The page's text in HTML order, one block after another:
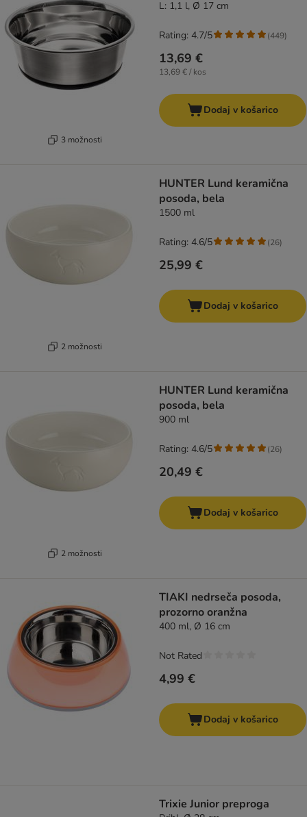
3 možnosti
L: 1,1 l, Ø 17 cm
13,69 €
13,69 € / kos
Rating: 4.7/5 (449)
Dodaj v košarico
2 možnosti
HUNTER Lund keramična
posoda, bela
1500 ml
25,99 €
Rating: 4.6/5 (26)
Dodaj v košarico
2 možnosti
HUNTER Lund keramična
posoda, bela
900 ml
20,49 €
Rating: 4.6/5 (26)
Dodaj v košarico
TIAKI nedrseča posoda,
prozorno oranžna
400 ml, Ø 16 cm
4,99 €
Not Rated
Dodaj v košarico
Trixie Junior preproga